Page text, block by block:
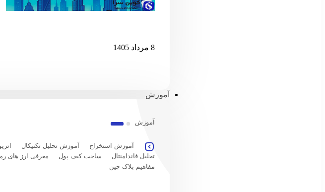
8 مرداد 1405
آموزش
آموزش
آموزش استخراج آموزش تحلیل تکنیکال
تحلیل فاندامنتال
ساخت کیف پول معرفی ارز های
مفاهیم بلاک چین